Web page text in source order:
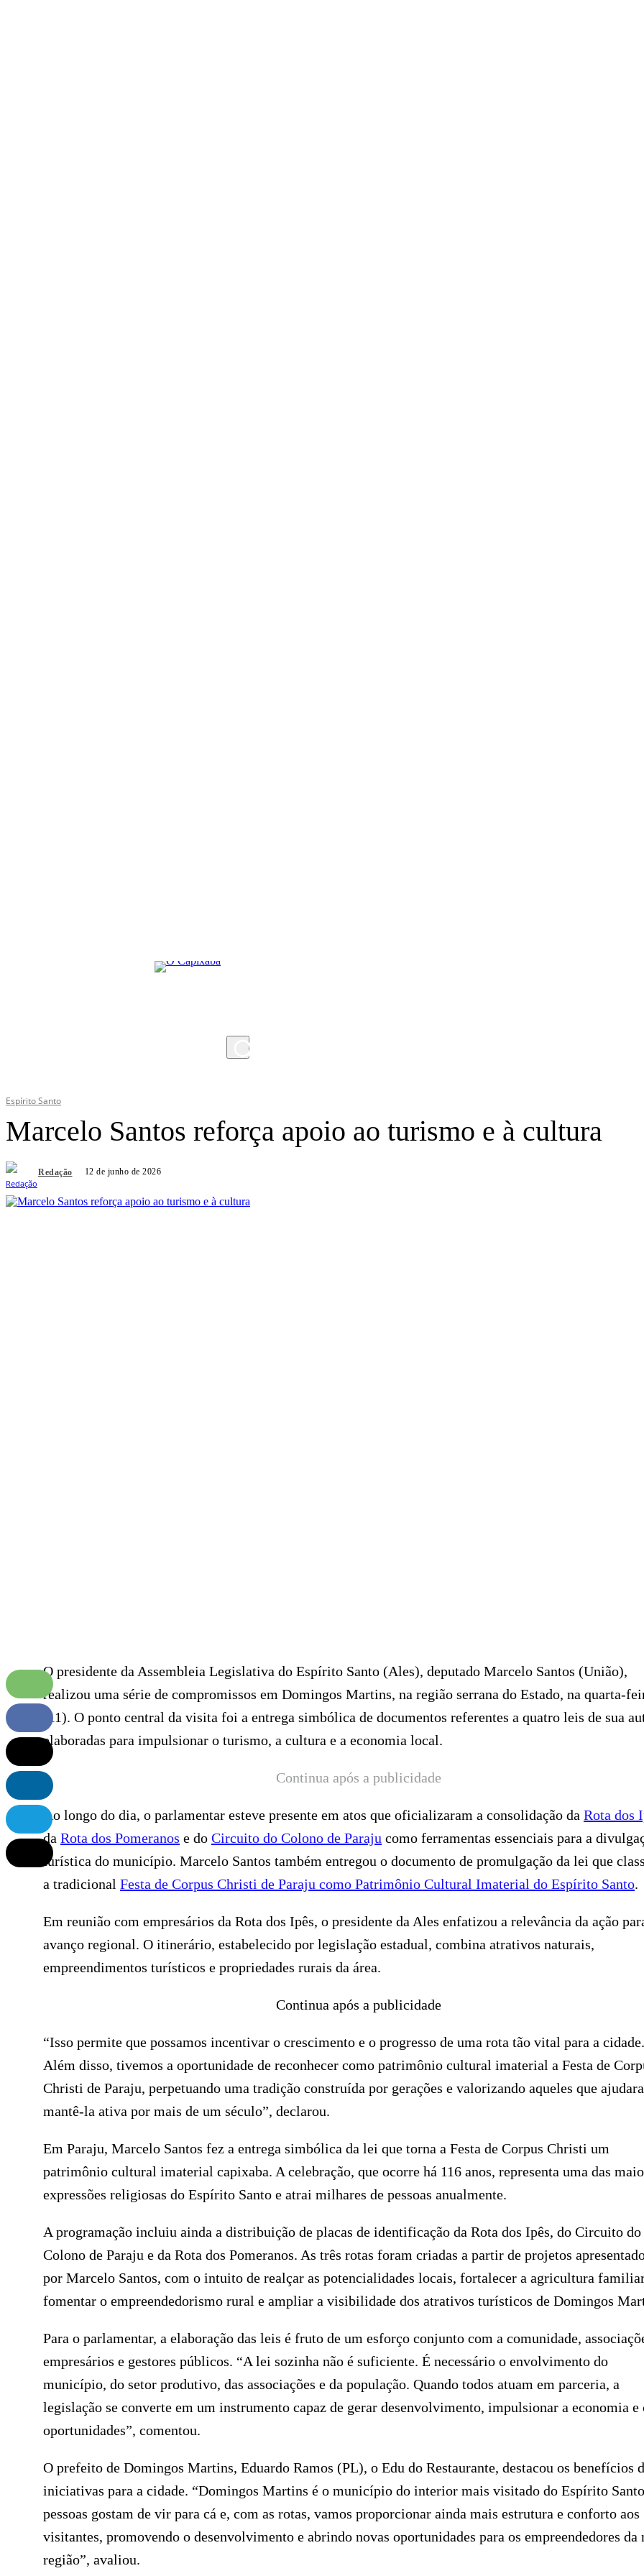
Espírito Santo
Marcelo Santos reforça apoio ao turismo e à cultura
Redação 12 de junho de 2026
O presidente da Assembleia Legislativa do Espírito Santo (Ales), deputado Marcelo Santos (União),
realizou uma série de compromissos em Domingos Martins, na região serrana do Estado, na quarta-
(11). O ponto central da visita foi a entrega simbólica de documentos referentes a quatro leis de sua
elaboradas para impulsionar o turismo, a cultura e a economia local.
Continua após a publicidade
Ao longo do dia, o parlamentar esteve presente em atos que oficializaram a consolidação da Rota dos
da Rota dos Pomeranos e do Circuito do Colono de Paraju como ferramentas essenciais para a
turística do município. Marcelo Santos também entregou o documento de promulgação da lei que
a tradicional Festa de Corpus Christi de Paraju como Patrimônio Cultural Imaterial do Espírito Santo.
Em reunião com empresários da Rota dos Ipês, o presidente da Ales enfatizou a relevância da ação
avanço regional. O itinerário, estabelecido por legislação estadual, combina atrativos naturais,
empreendimentos turísticos e propriedades rurais da área.
Continua após a publicidade
“Isso permite que possamos incentivar o crescimento e o progresso de uma rota tão vital para a cidade.
Além disso, tivemos a oportunidade de reconhecer como patrimônio cultural imaterial a Festa de
Christi de Paraju, perpetuando uma tradição construída por gerações e valorizando aqueles que
mantê-la ativa por mais de um século”, declarou.
Em Paraju, Marcelo Santos fez a entrega simbólica da lei que torna a Festa de Corpus Christi um
patrimônio cultural imaterial capixaba. A celebração, que ocorre há 116 anos, representa uma das
expressões religiosas do Espírito Santo e atrai milhares de pessoas anualmente.
A programação incluiu ainda a distribuição de placas de identificação da Rota dos Ipês, do Circuito do
Colono de Paraju e da Rota dos Pomeranos. As três rotas foram criadas a partir de projetos
por Marcelo Santos, com o intuito de realçar as potencialidades locais, fortalecer a agricultura
fomentar o empreendedorismo rural e ampliar a visibilidade dos atrativos turísticos de Domingos
Para o parlamentar, a elaboração das leis é fruto de um esforço conjunto com a comunidade,
empresários e gestores públicos. “A lei sozinha não é suficiente. É necessário o envolvimento do
município, do setor produtivo, das associações e da população. Quando todos atuam em parceria, a
legislação se converte em um instrumento capaz de gerar desenvolvimento, impulsionar a economia e
oportunidades”, comentou.
O prefeito de Domingos Martins, Eduardo Ramos (PL), o Edu do Restaurante, destacou os benefícios
iniciativas para a cidade. “Domingos Martins é o município do interior mais visitado do Espírito
pessoas gostam de vir para cá e, com as rotas, vamos proporcionar ainda mais estrutura e conforto aos
visitantes, promovendo o desenvolvimento e abrindo novas oportunidades para os empreendedores da
região”, avaliou.